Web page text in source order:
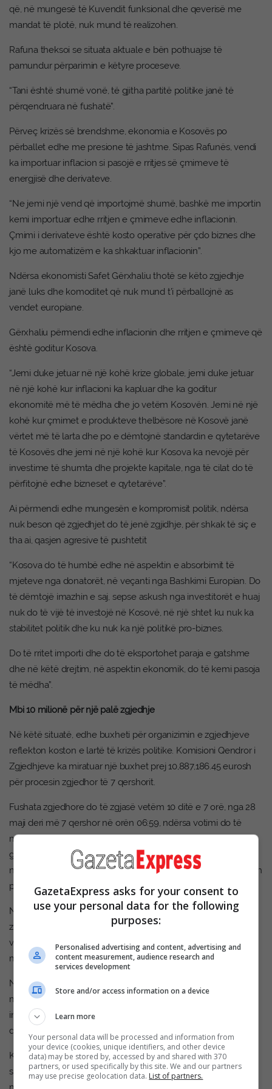
që, në mungesë të Kuvendit funksional dhe qeverisë me
mandat të plotë, nuk mund të realizohen.
Rafuna theksoi se situata aktuale e bën pothuajse të
pamundur përparimin e këtyre proceseve.
“Tani është shumë vonë, të gjitha partitë politike janë të
përqendruara në fushatë”.
Përveç krizës së brendshme, ekonomia e Kosovës po
përballet edhe me presione të jashtme. Sipas Rafunës, vendi
ka importuar inflacion si pasojë e rritjes së çmimeve të
energjisë dhe derivateve.
“Ne jemi një vend që importojmë shumë, bashkë me importin
kemi importuar edhe rritjen e çmimeve edhe inflacionin.
Çmimi i derivateve është kosto operative për çdo biznes dhe
kjo me automatizëm e ka shkaktuar inflacionin”.
Ndërsa ekonomisti Safet Gërxhaliu thotë se këto zgjedhje
janë luks dhe komoditet që nuk mund t’i përballojnë as
vendet europiane.
Gërxhaliu përmendi edhe inflacionin dhe rritjen e çmimeve që
është goditur Kosova.
“Jemi duke jetuar në një kohë krize globale, jemi duke jetuar
në një kohë kur inflacioni ka kapluar dhe ka goditur
ekonomitë më të mëdha dhe jo vetëm Kosovën. Jemi në një
kohë kur çmimet e produkteve thelbësore në Kosovë janë
vërtet më të larta dhe po e dëmtojnë standardin e qytetarëve
të Kosovës dhe jemi në një kohë kur Kosova ka nevojë për
investime të shumta dhe projekte kapitale, nga të cilat do të
përfitojnë edhe bizneset e qytetarëve”.
Ai përmendi edhe mungesën e kompromisit politik, ndërsa
nuk beson që zgjedhjet do të jenë zgjidhje, për shkak të siç e
tha ai, qasjen agresive të pushtetit
“Kosova do të humbë edhe në aspektin e absorbimit të
mjeteve nga donatorët, në veçanti nga Bashkimi Europian. Do
të dëmtojë imazhin e saj, sepse askush nga investitorët e huaj
nuk do të vijë të investojë në Kosovë, në një shtet ku nuk ka
stabilitet politik dhe ku nuk ka një politikë pro-biznes.
Do të rritet importi dhe do të eksportohet paraja e gatshme
dhe në këtë drejtim, në aspektin ekonomik, do të kemi pasoja
të mëdha”.
Mbi 10 milionë për një palë zgjedhje
Në këtë situatë, edhe buxheti për organizimin e zgjedhjeve
reflekton koston e lartë të krizës politike. Komisioni Qendror i
Zgjedhjeve ka miratuar një buxhet prej 10,887,186.45 eurosh
për procesin zgjedhor të 7 qershorit.
Fushata zgjedhore do të zgjasë vetëm 10 ditë e 7 orë, nga 28
maji deri më 7 qershor në orën 06:59, ndërsa votimi do të
mbahet nga ora 07:00 deri në 19:00. Procesi përfshin
gjithashtu votimin nga diaspora (25 maj – 6 qershor), votimin
në përfaqësi diplomatike më 6 qershor, si dhe një sërë afatesh
për regjistrime dhe akreditime gjatë muajit maj.
Në krahasim me vendet europiane, ku tri cikle zgjedhore
zakonisht zhvillohen brenda 7 deri në 10 viteve, Kosova po
vendos një rekord të ri, tri zgjedhje brenda një viti e katër
muajsh.
Në këtë realitet, zgjedhjet nuk po perceptohen më si
mekanizëm zgjidhjeje, por si simptomë e një krize të thellë
institucionale që po zgjatet dhe po prodhon pasoja të
drejtpërdrejta për ekonominë dhe zhvillimin e vendit.
Kosova do të shkojë në zgjedhje të reja më 7 qershor për
shkak se politika dështoi ta zgjedhë presidentin e shtetit, deri
GazetaExpress asks for your consent to
use your personal data for the following
purposes:
Personalised advertising and content, advertising and
content measurement, audience research and
services development
Store and/or access information on a device
Learn more
Your personal data will be processed and information from
your device (cookies, unique identifiers, and other device
data) may be stored by, accessed by and shared with 370
partners, or used specifically by this site. We and our partners
may use precise geolocation data. List of partners.